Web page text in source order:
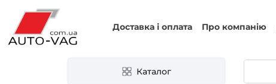
Доставка і оплата Про компанію
Каталог